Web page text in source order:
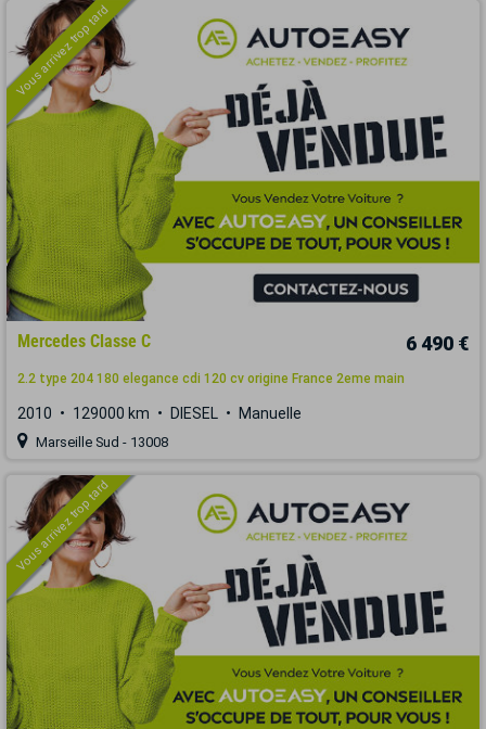
Vous arrivez trop tard
Mercedes Classe C 6 490 €
2.2 type 204 180 elegance cdi 120 cv origine France 2eme main
2010 129000 km DIESEL Manuelle
Marseille Sud - 13008
Vous arrivez trop tard